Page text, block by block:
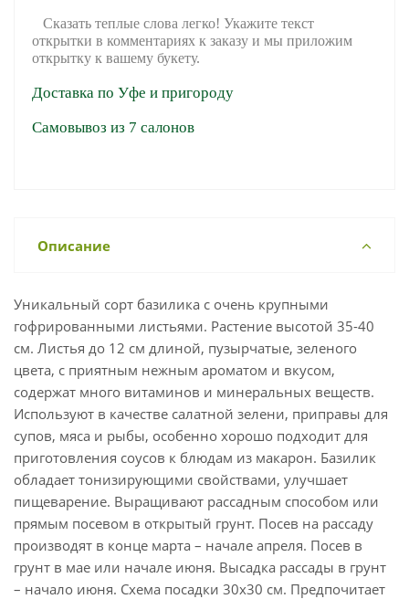
Сказать теплые слова легко! Укажите текст
открытки в комментариях к заказу и мы приложим
открытку к вашему букету.
Доставка по Уфе и пригороду
Самовывоз из 7 салонов
Описание
Уникальный сорт базилика с очень крупными
гофрированными листьями. Растение высотой 35-40
см. Листья до 12 см длиной, пузырчатые, зеленого
цвета, с приятным нежным ароматом и вкусом,
содержат много витаминов и минеральных веществ.
Используют в качестве салатной зелени, приправы для
супов, мяса и рыбы, особенно хорошо подходит для
приготовления соусов к блюдам из макарон. Базилик
обладает тонизирующими свойствами, улучшает
пищеварение. Выращивают рассадным способом или
прямым посевом в открытый грунт. Посев на рассаду
производят в конце марта – начале апреля. Посев в
грунт в мае или начале июня. Высадка рассады в грунт
– начало июня. Схема посадки 30x30 см. Предпочитает